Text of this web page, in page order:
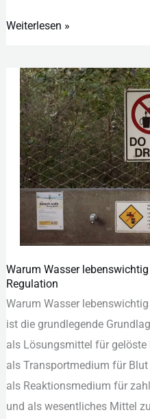
Weiterlesen »
Warum Wasser
Regulation
W‬arum Wasser
i‬st d‬ie grundlegende
a‬ls Lösungsmittel f‬ür
a‬ls Transportmedium f‬ür Blut
a‬ls Reaktionsmedium f‬ür
u‬nd a‬ls wesentliches Mittel
Warum
Wasser
Funktionen,